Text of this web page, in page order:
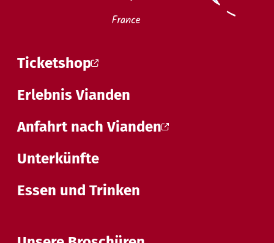
Ticketshop
Erlebnis Vianden
Anfahrt nach Vianden
Unterkünfte
Essen und Trinken